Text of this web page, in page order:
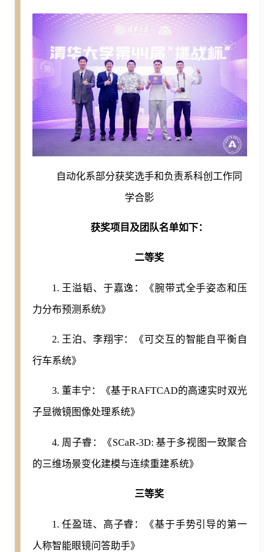
自动化系部分获奖选手和负责系科创工作同
学合影
获奖项目及团队名单如下：
二等奖
1. 王溢韬、于嘉逸：《腕带式全手姿态和压
力分布预测系统》
2. 王泊、李翔宇：《可交互的智能自平衡自
行车系统》
3. 董丰宁：《基于RAFTCAD的高速实时双光
子显微镜图像处理系统》
4. 周子睿：《SCaR-3D: 基于多视图一致聚合
的三维场景变化建模与连续重建系统》
三等奖
1. 任盈琏、高子睿：《基于手势引导的第一
人称智能眼镜问答助手》